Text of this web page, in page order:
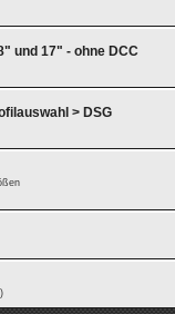
und 17" - ohne DCC
> DSG
)